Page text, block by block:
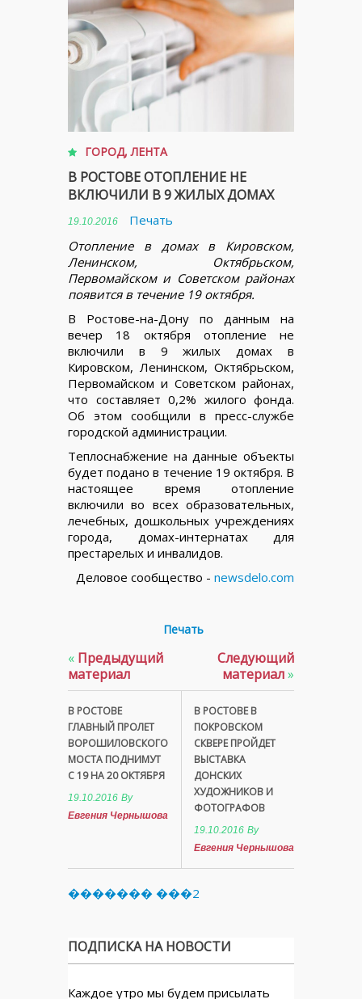
ГОРОД,ЛЕНТА
В РОСТОВЕ ОТОПЛЕНИЕ НЕ
ВКЛЮЧИЛИ В 9 ЖИЛЫХ ДОМАХ
19.10.2016
Печать
Отопление в домах в Кировском,
Ленинском, Октябрьском,
Первомайском и Советском районах
появится в течение 19 октября.
В Ростове-на-Дону по данным на
вечер 18 октября отопление не
включили в 9 жилых домах в
Кировском, Ленинском, Октябрьском,
Первомайском и Советском районах,
что составляет 0,2% жилого фонда.
Об этом сообщили в пресс-службе
городской администрации.
Теплоснабжение на данные объекты
будет подано в течение 19 октября. В
настоящее время отопление
включили во всех образовательных,
лечебных, дошкольных учреждениях
города, домах-интернатах для
престарелых и инвалидов.
Деловое сообщество - newsdelo.com
Печать
« Предыдущий
материал
В РОСТОВЕ
ГЛАВНЫЙ ПРОЛЕТ
ВОРОШИЛОВСКОГО
МОСТА ПОДНИМУТ
С 19 НА 20 ОКТЯБРЯ
19.10.2016 By
Евгения Чернышова
Следующий
материал»
В РОСТОВЕ В
ПОКРОВСКОМ
СКВЕРЕ ПРОЙДЕТ
ВЫСТАВКА
ДОНСКИХ
ХУДОЖНИКОВ И
ФОТОГРАФОВ
19.10.2016 By
Евгения Чернышова
������� ���2
ПОДПИСКА НА НОВОСТИ
Каждое утро мы будем присылать